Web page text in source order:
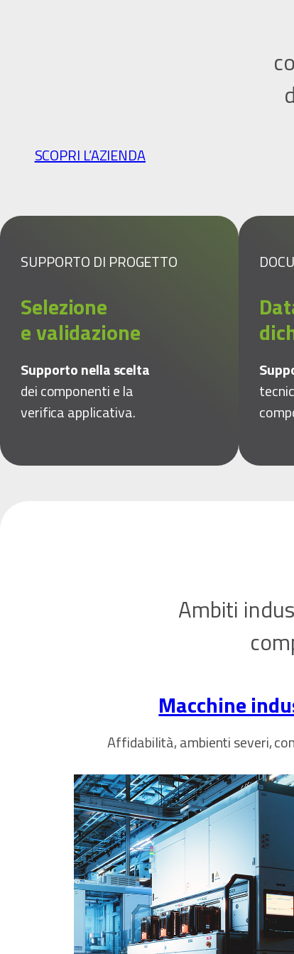
SCOPRI L’AZIENDA
SUPPORTO DI PROGETTO
Selezione
e validazione
Supporto nella scelta
dei componenti e la
verifica applicativa.
Ambiti
Macchine
Affidabilità, ambienti severi,